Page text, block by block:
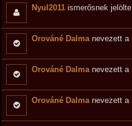
Nyul2011 ismerősnek jelölte
Orováné Dalma nevezett a
Orováné Dalma nevezett a
Orováné Dalma nevezett a